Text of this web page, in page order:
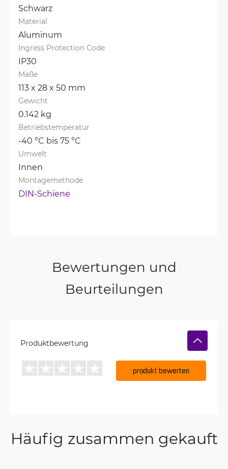
Schwarz
Material
Aluminum
Ingress Protection Code
IP30
Maße
113 x 28 x 50 mm
Gewicht
0.142 kg
Betriebstemperatur
-40 °C bis 75 °C
Umwelt
Innen
Montagemethode
DIN-Schiene
Bewertungen und
Beurteilungen
Produktbewertung
produkt bewerten
Häufig zusammen gekauft